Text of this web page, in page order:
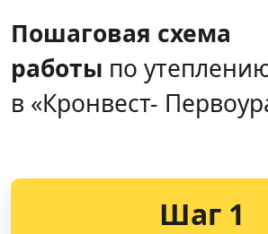
Пошаговая схема
работы по
в «Кронвест-
Шаг 1